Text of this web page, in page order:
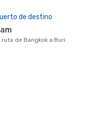
de destino